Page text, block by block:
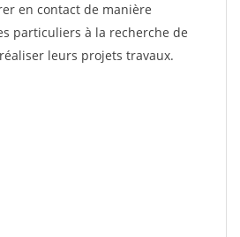
en contact de manière
particuliers à la recherche de
leurs projets travaux.